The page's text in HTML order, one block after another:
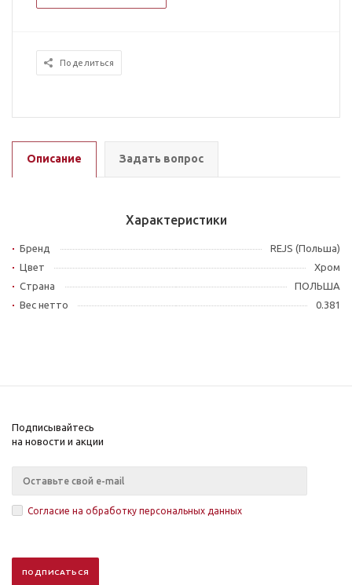
Поделиться
Описание Задать вопрос
Характеристики
Бренд
REJS (Польша)
Цвет
Хром
Страна
ПОЛЬША
Вес нетто
0.381
Подписывайтесь
на новости и акции
Согласие на обработку персональных данных